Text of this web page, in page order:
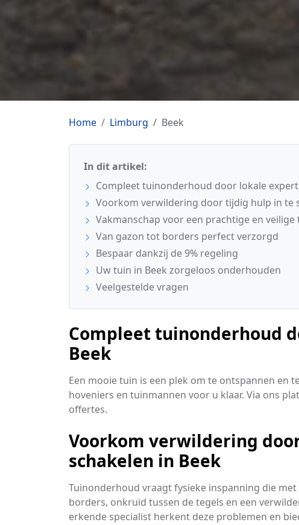
Home Limburg Beek
In dit artikel:
Compleet tuinonderhoud door lokale
Voorkom verwildering door tijdig hulp in te
Vakmanschap voor een prachtige en veilige
Van gazon tot borders perfect verzorgd
Bespaar dankzij de 9% regeling
Uw tuin in Beek zorgeloos onderhouden
Veelgestelde vragen
Compleet tuinonderhoud
Beek
Een mooie tuin is een plek om te ontspannen en
hoveniers en tuinmannen voor u klaar. Via ons
offertes.
Voorkom verwildering
schakelen in Beek
Tuinonderhoud vraagt fysieke inspanning die
borders, onkruid tussen de tegels en een
erkende specialist herkent deze problemen en